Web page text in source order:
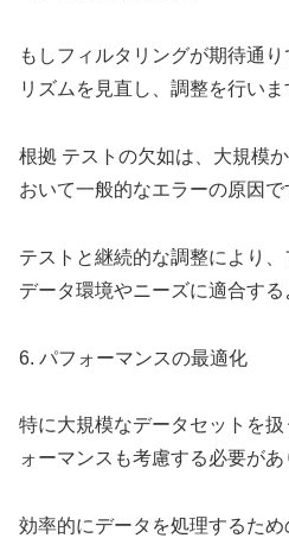
もしフィルタリングが期待通
リズムを見直し、調整を行いま
根拠 テストの欠如は、大規模
おいて一般的なエラーの原因で
テストと継続的な調整により
データ環境やニーズに適合する
6. パフォーマンスの最適化
特に大規模なデータセットを
ォーマンスも考慮する必要があ
効率的にデータを処理するた